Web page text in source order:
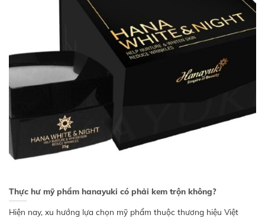
Thực hư mỹ phẩm hanayuki có phải kem trộn không?
Hiện nay, xu hướng lựa chọn mỹ phẩm thuộc thương hiệu Việt